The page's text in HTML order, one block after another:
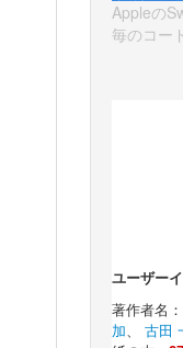
Appleの
毎のコー